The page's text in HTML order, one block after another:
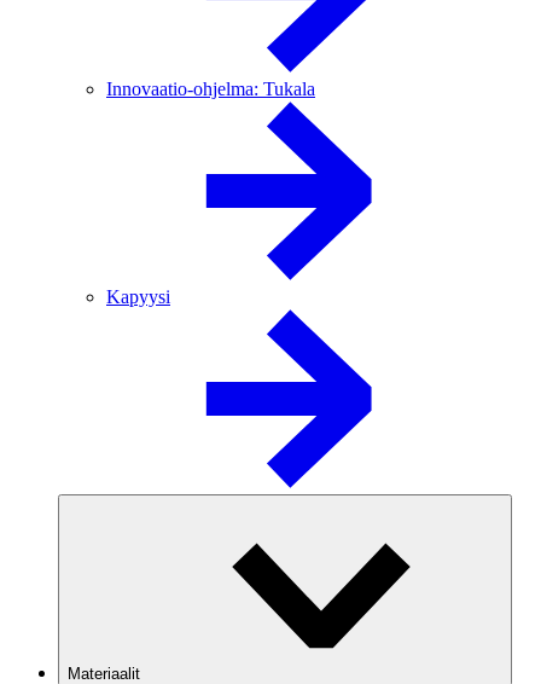
Innovaatio-ohjelma: Tukala
Kapyysi
Materiaalit